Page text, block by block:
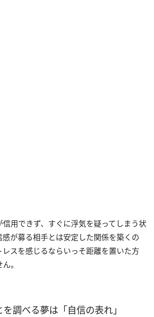
用できず、すぐに浮気を疑ってしまう状
が募る相手とは安定した関係を築くの
スを感じるならいっそ距離を置いた方
。
を調べる夢は「自信の表れ」